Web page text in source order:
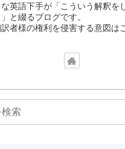
英語下手が「こういう解釈を
と綴るブログです。
者様の権利を侵害する意図は